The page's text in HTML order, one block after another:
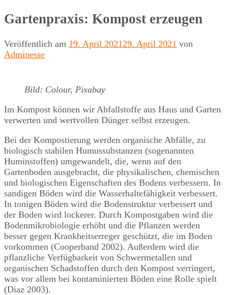
Gartenpraxis: Kompost erzeugen
Veröffentlich am 19. April 2021 29. April 2021 von
Adminesse
Bild: Colour, Pixabay
Im Kompost können wir Abfallstoffe aus Haus und Garten
verwerten und wertvollen Dünger selbst erzeugen.
Bei der Kompostierung werden organische Abfälle, zu
biologisch stabilen Humussubstanzen (sogenannten
Huminstoffen) umgewandelt, die, wenn auf den
Gartenboden ausgebracht, die physikalischen, chemischen
und biologischen Eigenschaften des Bodens verbessern. In
sandigen Böden wird die Wasserhaltefähigkeit verbessert.
In tonigen Böden wird die Bodenstruktur verbessert und
der Boden wird lockerer. Durch Kompostgaben wird die
Bodenmikrobiologie erhöht und die Pflanzen werden
besser gegen Krankheitserreger geschützt, die im Boden
vorkommen (Cooperband 2002). Außerdem wird die
pflanzliche Verfügbarkeit von Schwermetallen und
organischen Schadstoffen durch den Kompost verringert,
was vor allem bei kontaminierten Böden eine Rolle spielt
(Diaz 2003).